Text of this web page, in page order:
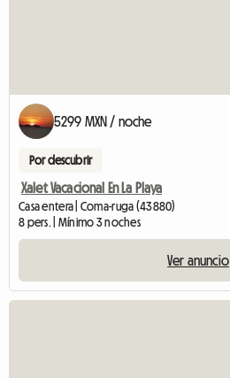
5299 MXN / noche
Por descubrir
Xalet Vacacional En La Playa
Casa entera | Coma-ruga (43880)
8 pers. | Mínimo 3 noches
Ver anuncio